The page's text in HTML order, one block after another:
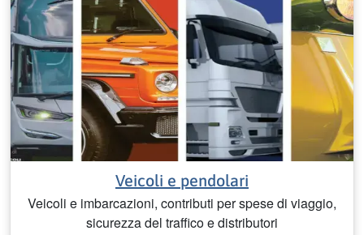
Veicoli e pendolari
Veicoli e imbarcazioni, contributi per spese di viaggio,
sicurezza del traffico e distributori